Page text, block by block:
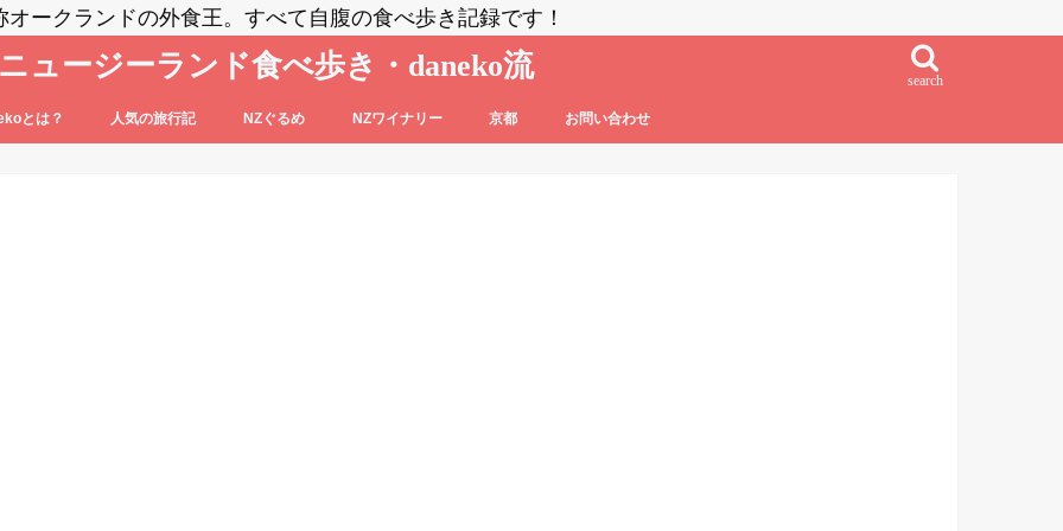
オークランドの外食王。すべて自腹の食べ歩き記録です！
ニュージーランド食べ歩き・daneko流 search
とは？ 人気の旅行記 NZぐるめ NZワイナリー 京都 お問い合わせ